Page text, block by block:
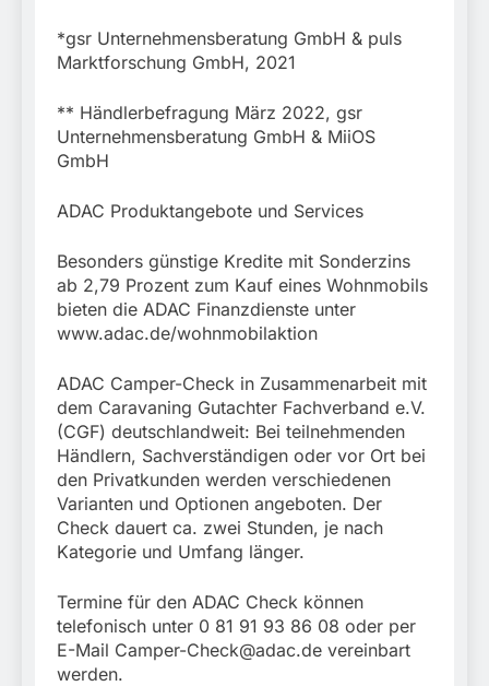
*gsr Unternehmensberatung GmbH & puls
Marktforschung GmbH, 2021
** Händlerbefragung März 2022, gsr
Unternehmensberatung GmbH & MiiOS
GmbH
ADAC Produktangebote und Services
Besonders günstige Kredite mit Sonderzins
ab 2,79 Prozent zum Kauf eines Wohnmobils
bieten die ADAC Finanzdienste unter
www.adac.de/wohnmobilaktion
ADAC Camper-Check in Zusammenarbeit mit
dem Caravaning Gutachter Fachverband e.V.
(CGF) deutschlandweit: Bei teilnehmenden
Händlern, Sachverständigen oder vor Ort bei
den Privatkunden werden verschiedenen
Varianten und Optionen angeboten. Der
Check dauert ca. zwei Stunden, je nach
Kategorie und Umfang länger.
Termine für den ADAC Check können
telefonisch unter 0 81 91 93 86 08 oder per
E-Mail Camper-Check@adac.de vereinbart
werden.